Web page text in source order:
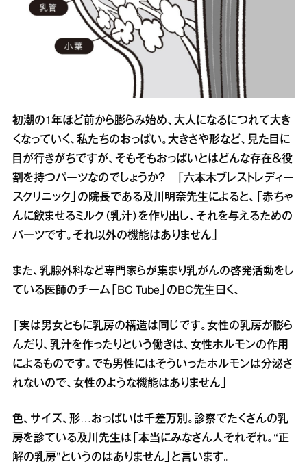
初潮の1年ほど前から膨らみ始め、大人になるにつれて大き
くなっていく、私たちのおっぱい。大きさや形など、見た目に
目が行きがちですが、そもそもおっぱいとはどんな存在＆役
割を持つパーツなのでしょうか？ 「六本木ブレストレディー
スクリニック」の院長である及川明奈先生によると、「赤ちゃ
んに飲ませるミルク（乳汁）を作り出し、それを与えるための
パーツです。それ以外の機能はありません」
また、乳腺外科など専門家らが集まり乳がんの啓発活動をし
ている医師のチーム「BC Tube」のBC先生曰く、
「実は男女ともに乳房の構造は同じです。女性の乳房が膨ら
んだり、乳汁を作ったりという働きは、女性ホルモンの作用
によるものです。でも男性にはそういったホルモンは分泌さ
れないので、女性のような機能はありません」
色、サイズ、形…おっぱいは千差万別。診察でたくさんの乳
房を診ている及川先生は「本当にみなさん人それぞれ。“正
解の乳房”というのはありません」と言います。